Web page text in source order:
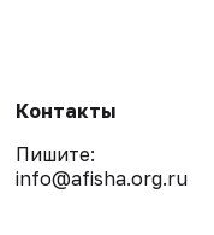
Контакты
Пишите:
info@afisha.org.ru